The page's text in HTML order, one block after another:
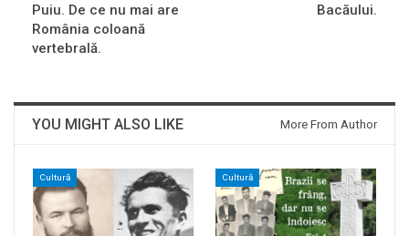
Puiu. De ce nu mai are
România coloană
vertebrală.
Bacăului.
YOU MIGHT ALSO LIKE More From Author
Cultură Cultură